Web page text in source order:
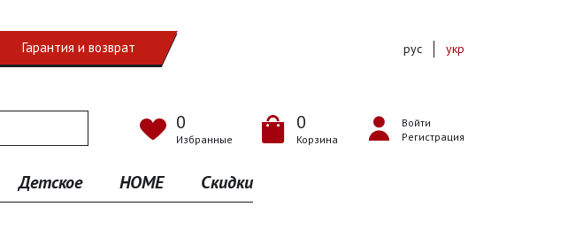
Гарантия и возврат
0
Избранные
0
Корзина
Войти
Регистрация
рус укр
Детское HOME Скидки